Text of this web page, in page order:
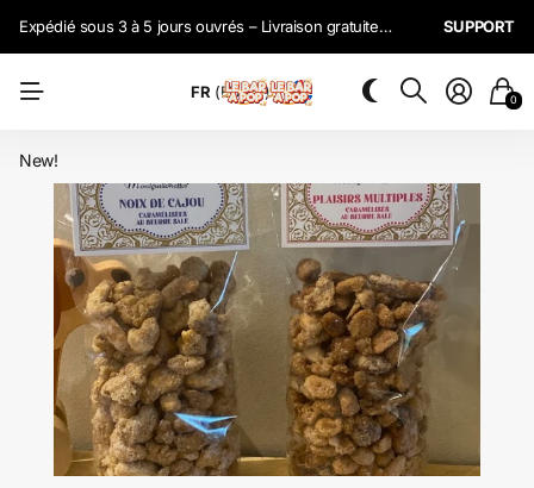
Expédié sous 3 à 5 jours ouvrés – Livraison gratuite à partir de 59€ d’achat en France métropolitaine (pour les particuliers). SUPPORT
FR (EUR €) 0
New!